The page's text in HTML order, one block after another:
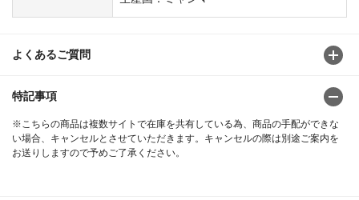
よくあるご質問
特記事項
※こちらの商品は複数サイトで在庫を共有している為、商品の手配ができな
い場合、キャンセルとさせていただきます。キャンセルの際は別途ご案内を
お送りしますので予めご了承ください。